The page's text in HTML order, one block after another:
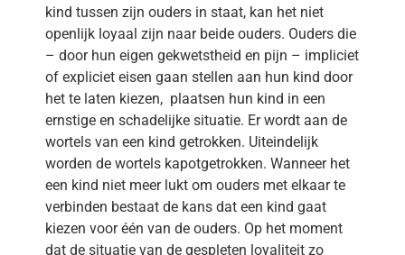
kind tussen zijn ouders in staat, kan het niet
openlijk loyaal zijn naar beide ouders. Ouders die
– door hun eigen gekwetstheid en pijn – impliciet
of expliciet eisen gaan stellen aan hun kind door
het te laten kiezen, plaatsen hun kind in een
ernstige en schadelijke situatie. Er wordt aan de
wortels van een kind getrokken. Uiteindelijk
worden de wortels kapotgetrokken. Wanneer het
een kind niet meer lukt om ouders met elkaar te
verbinden bestaat de kans dat een kind gaat
kiezen voor één van de ouders. Op het moment
dat de situatie van de gespleten loyaliteit zo